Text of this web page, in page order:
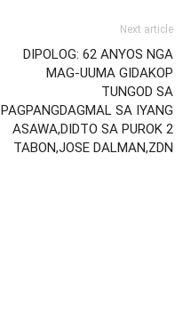
Next article
DIPOLOG: 62 ANYOS NGA
MAG-UUMA GIDAKOP
TUNGOD SA
PAGPANGDAGMAL SA IYANG
ASAWA,DIDTO SA PUROK 2
TABON,JOSE DALMAN,ZDN